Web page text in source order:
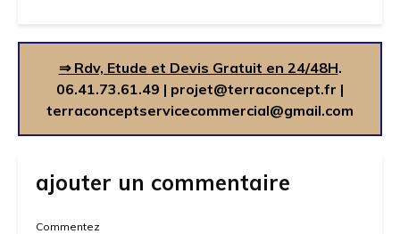
⇒ Rdv, Etude et Devis Gratuit en 24/48H.
06.41.73.61.49 | projet@terraconcept.fr |
terraconceptservicecommercial@gmail.com
ajouter un commentaire
Commentez